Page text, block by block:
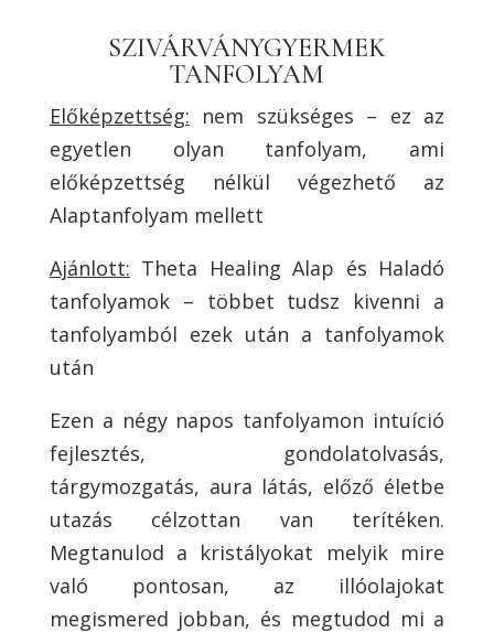
SZIVÁRVÁNYGYERMEK
TANFOLYAM
Előképzettség: nem szükséges – ez az
egyetlen olyan tanfolyam, ami
előképzettség nélkül végezhető az
Alaptanfolyam mellett
Ajánlott: Theta Healing Alap és Haladó
tanfolyamok – többet tudsz kivenni a
tanfolyamból ezek után a tanfolyamok
után
Ezen a négy napos tanfolyamon intuíció
fejlesztés, gondolatolvasás,
tárgymozgatás, aura látás, előző életbe
utazás célzottan van terítéken.
Megtanulod a kristályokat melyik mire
való pontosan, az illóolajokat
megismered jobban, és megtudod mi a